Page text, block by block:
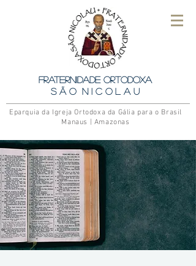
Fraternidade Ortodoxa
S ã o N i c o l a u
Eparquia da Igreja Ortodoxa da Gália para o Brasil
Manaus | Amazonas